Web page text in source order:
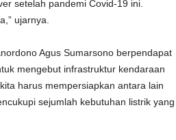
setelah pandemi Covid-19 ini.
ujarnya.
Agus Sumarsono berpendapat
mengebut infrastruktur kendaraan
harus mempersiapkan antara lain
sejumlah kebutuhan listrik yang